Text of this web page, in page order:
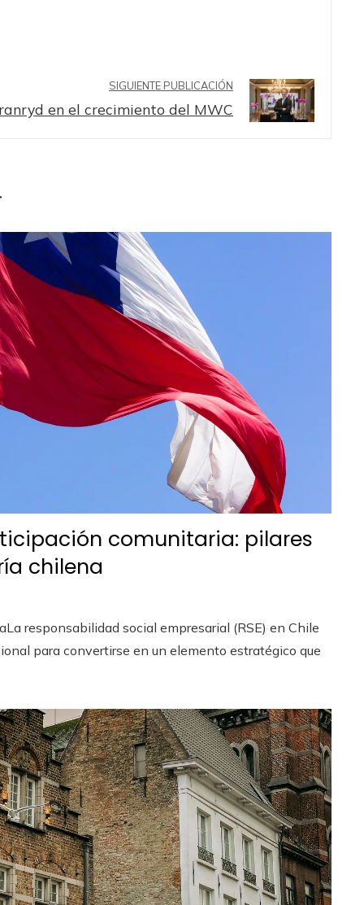
SIGUIENTE PUBLICACIÓN
en el crecimiento del MWC
comunitaria: pilares
chilena
responsabilidad social empresarial (RSE) en Chile
para convertirse en un elemento estratégico que